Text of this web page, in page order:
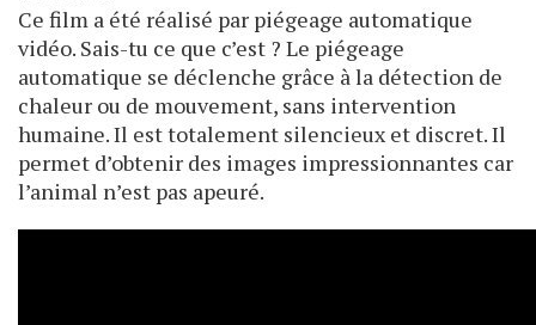
Ce film a été réalisé par piégeage automatique
vidéo. Sais-tu ce que c’est ? Le piégeage
automatique se déclenche grâce à la détection de
chaleur ou de mouvement, sans intervention
humaine. Il est totalement silencieux et discret. Il
permet d’obtenir des images impressionnantes car
l’animal n’est pas apeuré.